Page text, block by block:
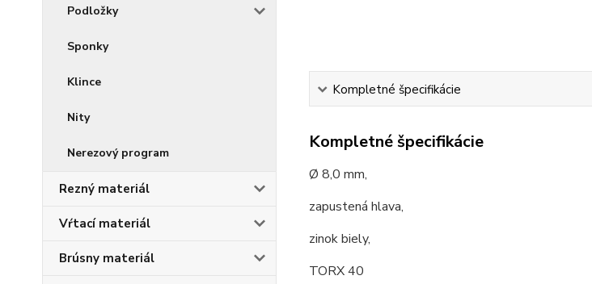
Podložky
Sponky
Klince
Nity
Nerezový program
Rezný materiál
Vŕtací materiál
Brúsny materiál
Kompletné špecifikácie
Kompletné špecifikácie
Ø 8,0 mm,
zapustená hlava,
zinok biely,
TORX 40